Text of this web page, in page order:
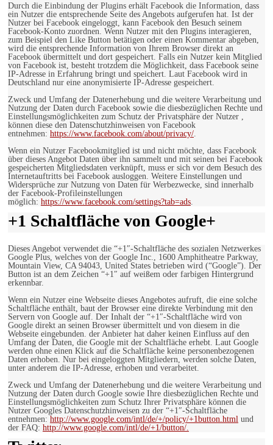
Durch die Einbindung der Plugins erhält Facebook die Information, dass
ein Nutzer die entsprechende Seite des Angebots aufgerufen hat. Ist der
Nutzer bei Facebook eingeloggt, kann Facebook den Besuch seinem
Facebook-Konto zuordnen. Wenn Nutzer mit den Plugins interagieren,
zum Beispiel den Like Button betätigen oder einen Kommentar abgeben,
wird die entsprechende Information von Ihrem Browser direkt an
Facebook übermittelt und dort gespeichert. Falls ein Nutzer kein Mitglied
von Facebook ist, besteht trotzdem die Möglichkeit, dass Facebook seine
IP-Adresse in Erfahrung bringt und speichert. Laut Facebook wird in
Deutschland nur eine anonymisierte IP-Adresse gespeichert.
Zweck und Umfang der Datenerhebung und die weitere Verarbeitung und
Nutzung der Daten durch Facebook sowie die diesbezüglichen Rechte und
Einstellungsmöglichkeiten zum Schutz der Privatsphäre der Nutzer ,
können diese den Datenschutzhinweisen von Facebook
entnehmen: https://www.facebook.com/about/privacy/
Wenn ein Nutzer Facebookmitglied ist und nicht möchte, dass Facebook
über dieses Angebot Daten über ihn sammelt und mit seinen bei Facebook
gespeicherten Mitgliedsdaten verknüpft, muss er sich vor dem Besuch des
Internetauftritts bei Facebook ausloggen. Weitere Einstellungen und
Widersprüche zur Nutzung von Daten für Werbezwecke, sind innerhalb
der Facebook-Profileinstellungen
möglich: https://www.facebook.com/settings?tab=ads
+1 Schaltfläche von Google+
Dieses Angebot verwendet die “+1″-Schaltfläche des sozialen Netzwerkes
Google Plus, welches von der Google Inc., 1600 Amphitheatre Parkway,
Mountain View, CA 94043, United States betrieben wird (“Google”). Der
Button ist an dem Zeichen “+1″ auf weißem oder farbigen Hintergrund
erkennbar.
Wenn ein Nutzer eine Webseite dieses Angebotes aufruft, die eine solche
Schaltfläche enthält, baut der Browser eine direkte Verbindung mit den
Servern von Google auf. Der Inhalt der “+1″-Schaltfläche wird von
Google direkt an seinen Browser übermittelt und von diesem in die
Webseite eingebunden. der Anbieter hat daher keinen Einfluss auf den
Umfang der Daten, die Google mit der Schaltfläche erhebt. Laut Google
werden ohne einen Klick auf die Schaltfläche keine personenbezogenen
Daten erhoben. Nur bei eingeloggten Mitgliedern, werden solche Daten,
unter anderem die IP-Adresse, erhoben und verarbeitet.
Zweck und Umfang der Datenerhebung und die weitere Verarbeitung und
Nutzung der Daten durch Google sowie Ihre diesbezüglichen Rechte und
Einstellungsmöglichkeiten zum Schutz Ihrer Privatsphäre können die
Nutzer Googles Datenschutzhinweisen zu der “+1″-Schaltfläche
entnehmen: http://www.google.com/intl/de/+/policy/+1button.html und
der FAQ: http://www.google.com/intl/de/+1/button/.